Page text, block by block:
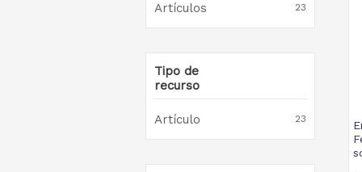
Artículos 23
Tipo de
recurso
Artículo 23